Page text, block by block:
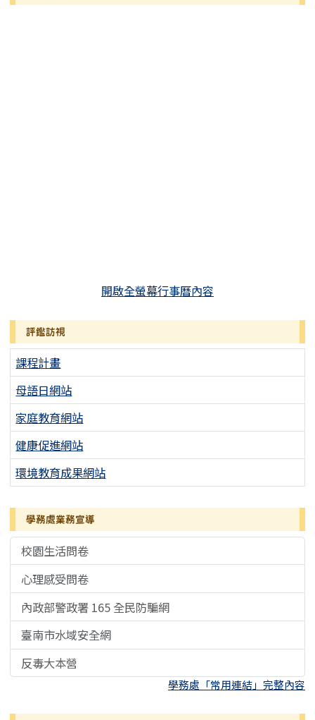
開啟全螢幕行事曆內容
評鑑訪視
課程計畫
母語日網站
家庭教育網站
健康促進網站
環境教育成果網站
學務處業務宣導
校園生活問卷
心理感受問卷
內政部警政署 165 全民防騙網
臺南市水域安全網
反毒大本營
學務處「常用連結」完整內容